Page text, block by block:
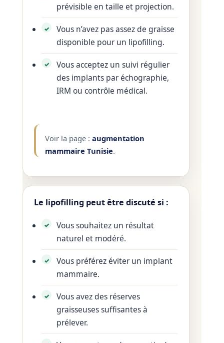
prévisible en taille et projection.
Vous n’avez pas assez de graisse
disponible pour un lipofilling.
Vous acceptez un suivi régulier
des implants par échographie,
IRM ou contrôle médical.
Voir la page : augmentation
mammaire Tunisie.
Le lipofilling peut être discuté si :
Vous souhaitez un résultat
naturel et modéré.
Vous préférez éviter un implant
mammaire.
Vous avez des réserves
graisseuses suffisantes à
prélever.